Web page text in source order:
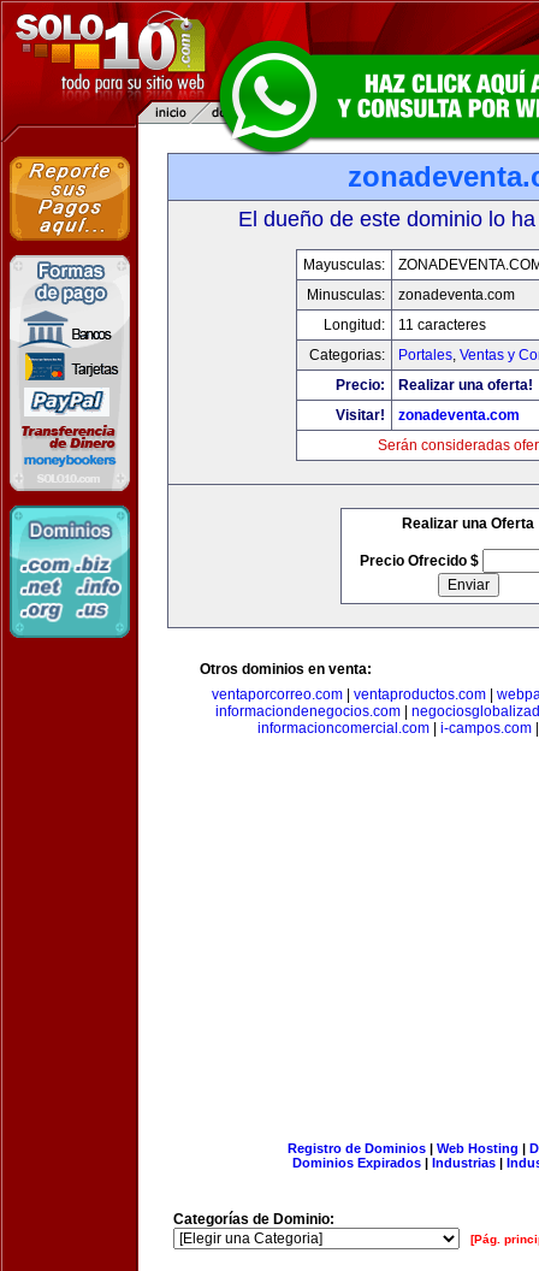
El dueño de este dominio lo
Mayusculas:
Minusculas:
zonadeventa.com
Longitud:
11 caracteres
Categorias:
Portales, Ventas y
Precio:
Realizar una oferta!
Visitar!
zonadeventa.com
Serán consideradas
Realizar una Oferta
Precio Ofrecido $
Otros dominios en venta:
ventaporcorreo.com
ventaproductos.com
informaciondenegocios.com|
informacioncomercial.com| i-campos.com
Registro de Dominios| Web Hosting |
Dominios Expirados | Industrias |
Categorías de Dominio:
[Pág.